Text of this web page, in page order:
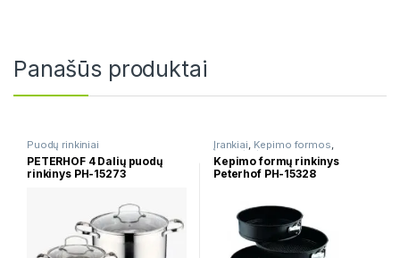
Panašūs produktai
Puodų rinkiniai
PETERHOF 4 Dalių puodų
rinkinys PH-15273
Įrankiai, Kepimo formos,
Virtuvės įrankių rinkiniai
Kepimo formų rinkinys
Peterhof PH-15328